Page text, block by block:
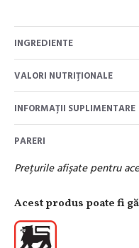
INGREDIENTE
VALORI NUTRIŢIONALE
INFORMAȚII SUPLIMENTARE
PARERI
Preţurile afişate pentru
Acest produs poate fi